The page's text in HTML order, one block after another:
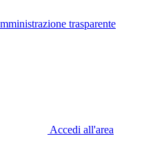
trasparente
Accedi all'area